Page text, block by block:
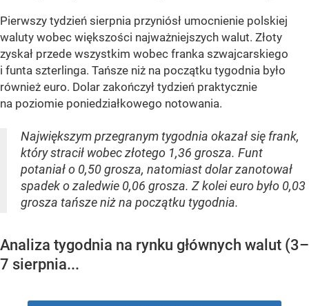
Pierwszy tydzień sierpnia przyniósł umocnienie polskiej
waluty wobec większości najważniejszych walut. Złoty
zyskał przede wszystkim wobec franka szwajcarskiego
i funta szterlinga. Tańsze niż na początku tygodnia było
również euro. Dolar zakończył tydzień praktycznie
na poziomie poniedziałkowego notowania.
Największym przegranym tygodnia okazał się frank,
który stracił wobec złotego 1,36 grosza. Funt
potaniał o 0,50 grosza, natomiast dolar zanotował
spadek o zaledwie 0,06 grosza. Z kolei euro było 0,03
grosza tańsze niż na początku tygodnia.
Analiza tygodnia na rynku głównych walut (3–
7 sierpnia...